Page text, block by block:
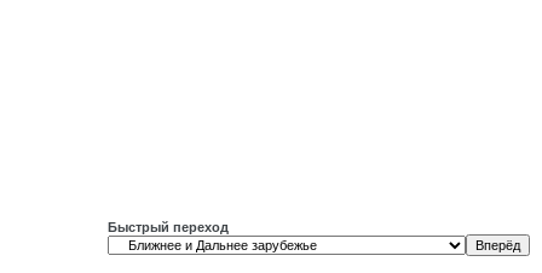
Быстрый переход